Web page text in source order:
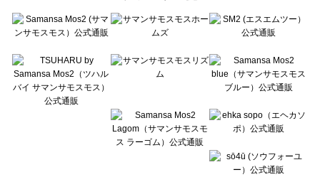
Te chichi（テチチ）のバッグ・ポーチ一覧
Te chichi CLASSIC（テチチ クラシック）のバッグ・ポーチ一覧
Lugnoncure（ルノンキュール）のバッグ・ポーチ一覧
BETTY'S BLUE（べティーズブルー）のバッグ・ポーチ一覧
Wpc.（ワールドパーティー）のバッグ・ポーチ一覧